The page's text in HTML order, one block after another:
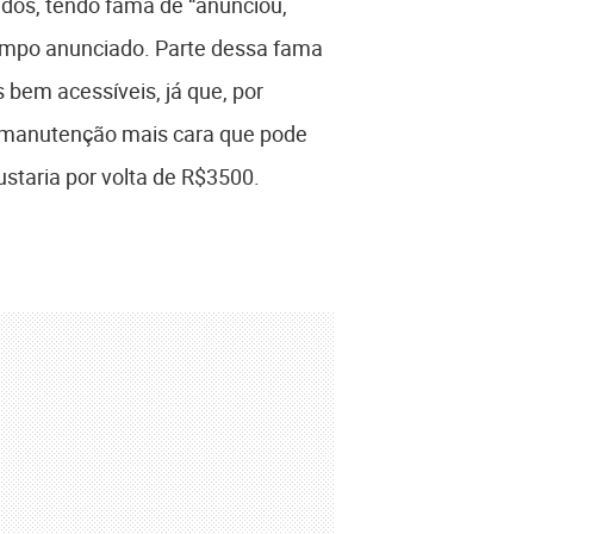
anunciado. Parte dessa fama
acessíveis, já que, por
mais cara que pode
por volta de R$3500.